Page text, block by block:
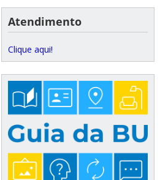
Atendimento
Clique aqui!